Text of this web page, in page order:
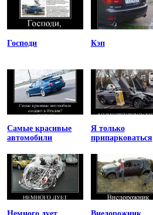
Господи Кэп
Самые красивые
автомобили
Я только
припарковаться